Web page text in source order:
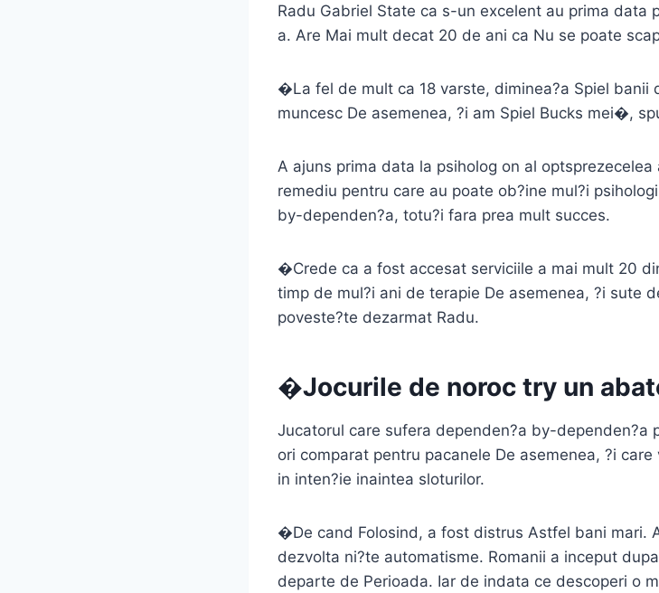
Radu Gabriel State ca s-un excelent au prima data
a. Are Mai mult decat 20 de ani ca Nu se poate
�La fel de mult ca 18 varste, diminea?a Spiel banii
muncesc De asemenea, ?i am Spiel Bucks mei�,
A ajuns prima data la psiholog on al
remediu pentru care au poate ob?ine mul?i
by-dependen?a, totu?i fara prea mult succes.
�Crede ca a fost accesat serviciile a mai mult 20
timp de mul?i ani de terapie De asemenea, ?i sute
poveste?te dezarmat Radu.
�Jocurile de noroc try un
Jucatorul care sufera dependen?a by-dependen?a
ori comparat pentru pacanele De asemenea, ?i
in inten?ie inaintea sloturilor.
�De cand Folosind, a fost distrus Astfel bani mari.
dezvolta ni?te automatisme. Romanii a inceput
departe de Perioada. Iar de indata ce descoperi o